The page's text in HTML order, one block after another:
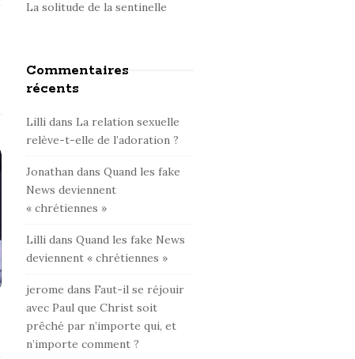
La solitude de la sentinelle
Commentaires
récents
Lilli dans La relation sexuelle
relève-t-elle de l’adoration ?
Jonathan dansQuand les fake
News deviennent
« chrétiennes »
Lilli dansQuand les fake News
deviennent « chrétiennes »
jerome dans Faut-il se réjouir
avec Paul que Christ soit
prêché par n’importe qui, et
n’importe comment ?